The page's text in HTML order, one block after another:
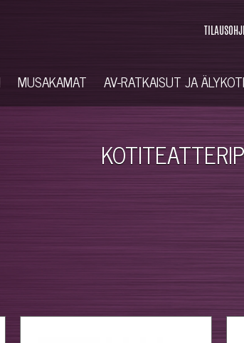
MUSAKAMAT AV-RATKAISUT JA ÄLYKOTI